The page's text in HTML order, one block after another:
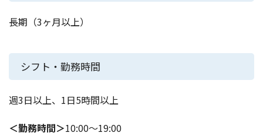
長期（3ヶ月以上）
シフト・勤務時間
週3日以上、1日5時間以上
＜勤務時間＞10:00～19:00